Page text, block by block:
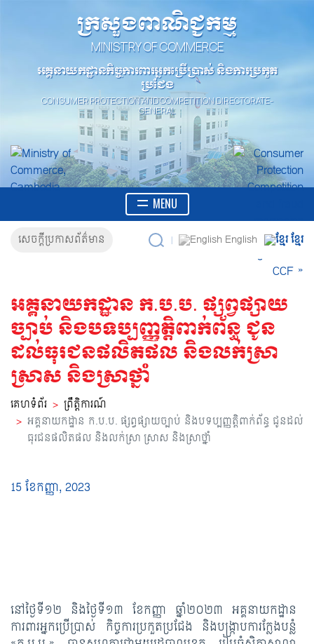
ក្រសួងពាណិជ្ជកម្ម
MINISTRY OF COMMERCE
អគ្គនាយកដ្ឋានកិច្ចការពារអ្នកប្រើប្រាស់ និងការប្រកួត
ប្រជែង
CONSUMER PROTECTION AND COMPETITION DIRECTORATE-
GENERAL
MENU
សេចក្តីប្រកាសព័ត៌មាន | English ខ្មែរ
ឈ្មោះ ស្វែងរក
អគ្គនាយកដ្ឋាន ក.ប.ប. ផ្សព្វផ្សាយ
ច្បាប់ និងបទប្បញ្ញត្តិពាក់ព័ន្ធ ជូន
ដល់ធុរជនផលិតផល និងលក់ស្រា
ស្រាស និងស្រាថ្នាំ
គេហទំព័រ
ព្រឹត្តិការណ៍
អគ្គនាយកដ្ឋាន ក.ប.ប. ផ្សព្វផ្សាយច្បាប់ និងបទប្បញ្ញត្តិពាក់ព័ន្ធ ជូនដល់
ធុរជនផលិតផល និងលក់ស្រា ស្រាស និងស្រាថ្នាំ
15 ខែ​កញ្ញា, 2023
នៅថ្ងៃទី១២ និងថ្ងៃទី១៣ ខែកញ្ញា ឆ្នាំ២០២៣ អគ្គនាយកដ្ឋាន
ការពារអ្នកប្រើប្រាស់ កិច្ចការប្រកួតប្រជែង និងបង្រ្កាបការក្លែងបន្លំ